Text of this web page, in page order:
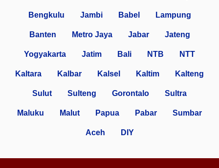
Bengkulu Jambi Babel Lampung
Banten Metro Jaya Jabar Jateng
Yogyakarta Jatim Bali NTB NTT
Kaltara Kalbar Kalsel Kaltim Kalteng
Sulut Sulteng Gorontalo Sultra
Maluku Malut Papua Pabar Sumbar
Aceh DIY